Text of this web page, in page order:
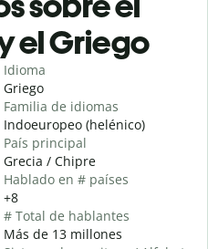
el Griego
Idioma
Griego
Familia de idiomas
Indoeuropeo (helénico)
País principal
Grecia / Chipre
Hablado en # países
+8
# Total de hablantes
Más de 13 millones